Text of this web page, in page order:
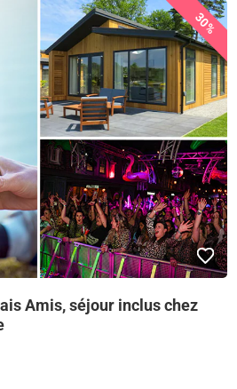
30%
Amis, séjour inclus chez